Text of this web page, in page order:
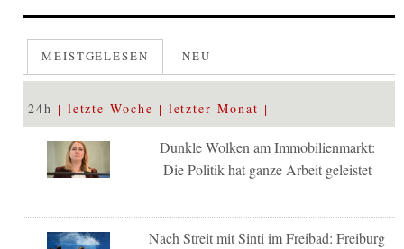
MEISTGELESEN NEU
24h letzte Woche letzter Monat
Dunkle Wolken am Immobilienmarkt:
Die Politik hat ganze Arbeit geleistet
Nach Streit mit Sinti im Freibad: Freiburg